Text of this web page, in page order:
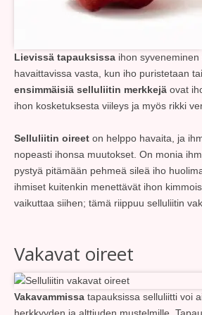
Lievissä tapauksissa ihon syveneminen
havaittavissa vasta, kun iho puristetaan
ensimmäisiä selluliitin merkkejä ovat
ihon kosketuksesta viileys ja myös rikki
Selluliitin oireet on helppo havaita, ja
nopeasti ihonsa muutokset. On monia
pystyä pitämään pehmeä sileä iho
ihmiset kuitenkin menettävät ihon
vaikuttaa siihen; tämä riippuu selluliitin
Vakavat oireet
Vakavammissa tapauksissa selluliitti voi